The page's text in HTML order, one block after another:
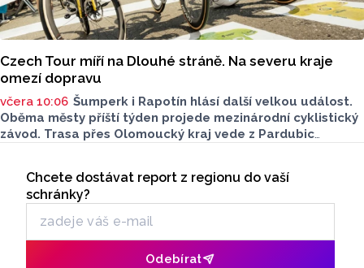
Czech Tour míří na Dlouhé stráně. Na severu kraje
omezí dopravu
včera 10:06 Šumperk i Rapotín hlásí další velkou událost.
Oběma městy příští týden projede mezinárodní cyklistický
závod. Trasa přes Olomoucký kraj vede z Pardubic
Odběr newsletteru
Chcete dostávat report z regionu do vaší
schránky?
Odebírat